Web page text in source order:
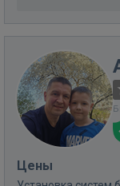
Цены